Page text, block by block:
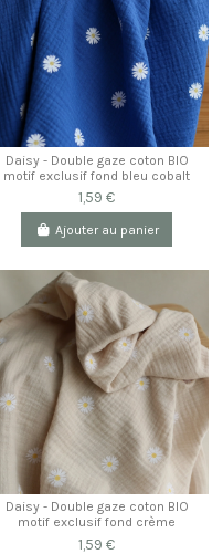
Daisy - Double gaze coton BIO
motif exclusif fond bleu cobalt
1,59 €
Ajouter au panier
Daisy - Double gaze coton BIO
motif exclusif fond crème
1,59 €